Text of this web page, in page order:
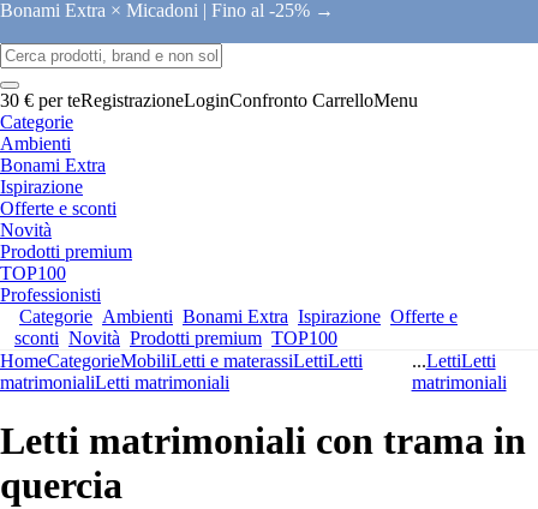
Bonami Extra × Micadoni | Fino al -25% →
30 € per teRegistrazioneLoginConfronto CarrelloMenu
Categorie
Ambienti
Bonami Extra
Ispirazione
Offerte e sconti
Novità
Prodotti premium
TOP100
Professionisti
Categorie Ambienti Bonami Extra Ispirazione Offerte e
sconti Novità Prodotti premium TOP100
HomeCategorieMobiliLetti e materassiLettiLetti
matrimonialiLetti matrimoniali
...LettiLetti
matrimoniali
Letti matrimoniali con trama in
quercia